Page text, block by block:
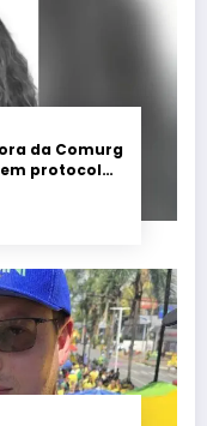
da Comurg
protocolo